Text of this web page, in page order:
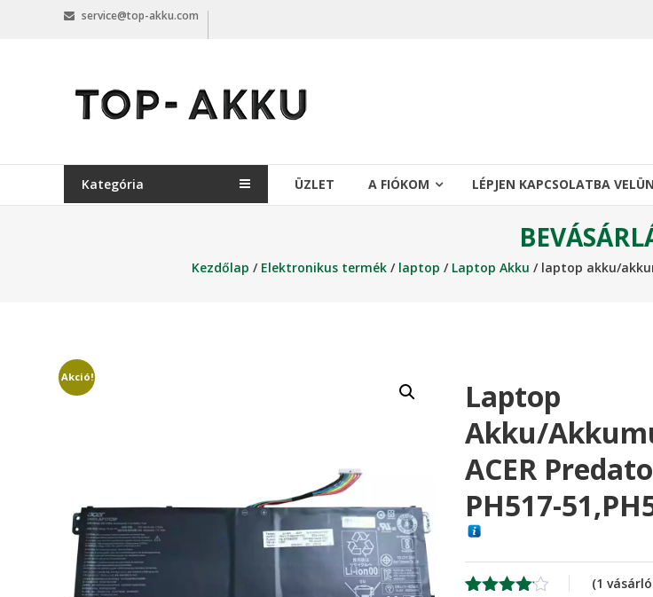
service@top-akku.com
top-
akku.com
akku.com
Kategória ÜZLET A FIÓKOM LÉPJEN KAPCSOLATBA
Kezdőlap / Elektronikus termék / laptop / Laptop Akku / laptop akku/
Akció!
Laptop
Akku/
ACER
PH517-
(1